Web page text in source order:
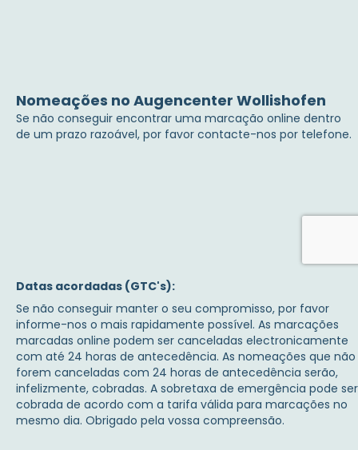
Nomeações no Augencenter Wollishofen
Se não conseguir encontrar uma marcação online dentro
de um prazo razoável, por favor contacte-nos por telefone.
Datas acordadas (GTC's):
Se não conseguir manter o seu compromisso, por favor
informe-nos o mais rapidamente possível. As marcações
marcadas online podem ser canceladas electronicamente
com até 24 horas de antecedência. As nomeações que não
forem canceladas com 24 horas de antecedência serão,
infelizmente, cobradas. A sobretaxa de emergência pode ser
cobrada de acordo com a tarifa válida para marcações no
mesmo dia. Obrigado pela vossa compreensão.